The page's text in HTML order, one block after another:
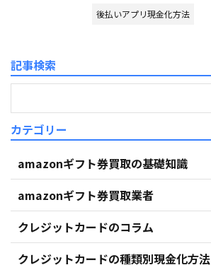
後払いアプリ現金化方法
記事検索
カテゴリー
amazonギフト券買取の基礎知識
amazonギフト券買取業者
クレジットカードのコラム
クレジットカードの種類別現金化方法